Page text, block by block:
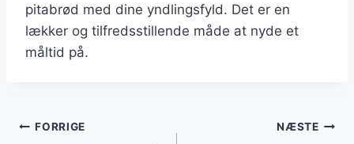
pitabrød med dine yndlingsfyld. Det er en
lækker og tilfredsstillende måde at nyde et
måltid på.
Indlægsnavigation
FORRIGE NÆSTE